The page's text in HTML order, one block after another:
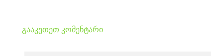
გააკეთეთ კომენტარი